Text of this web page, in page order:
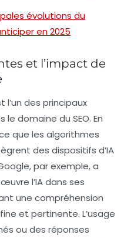
évolutions du
en 2025
et l’impact de
l’un des principaux
domaine du SEO. En
que les algorithmes
des dispositifs d’IA
, par exemple, a
l’IA dans ses
une compréhension
et pertinente. L’usage
ou des réponses